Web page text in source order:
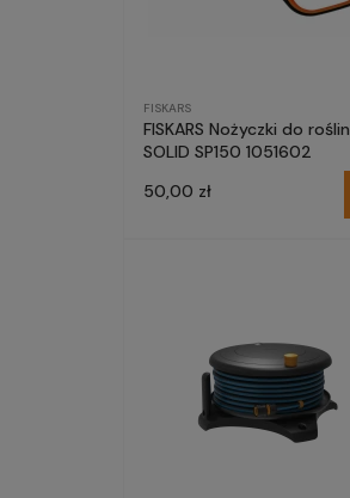
FISKARS
FISKARS Nożyczki do roślin
SOLID SP150 1051602
50,00 zł